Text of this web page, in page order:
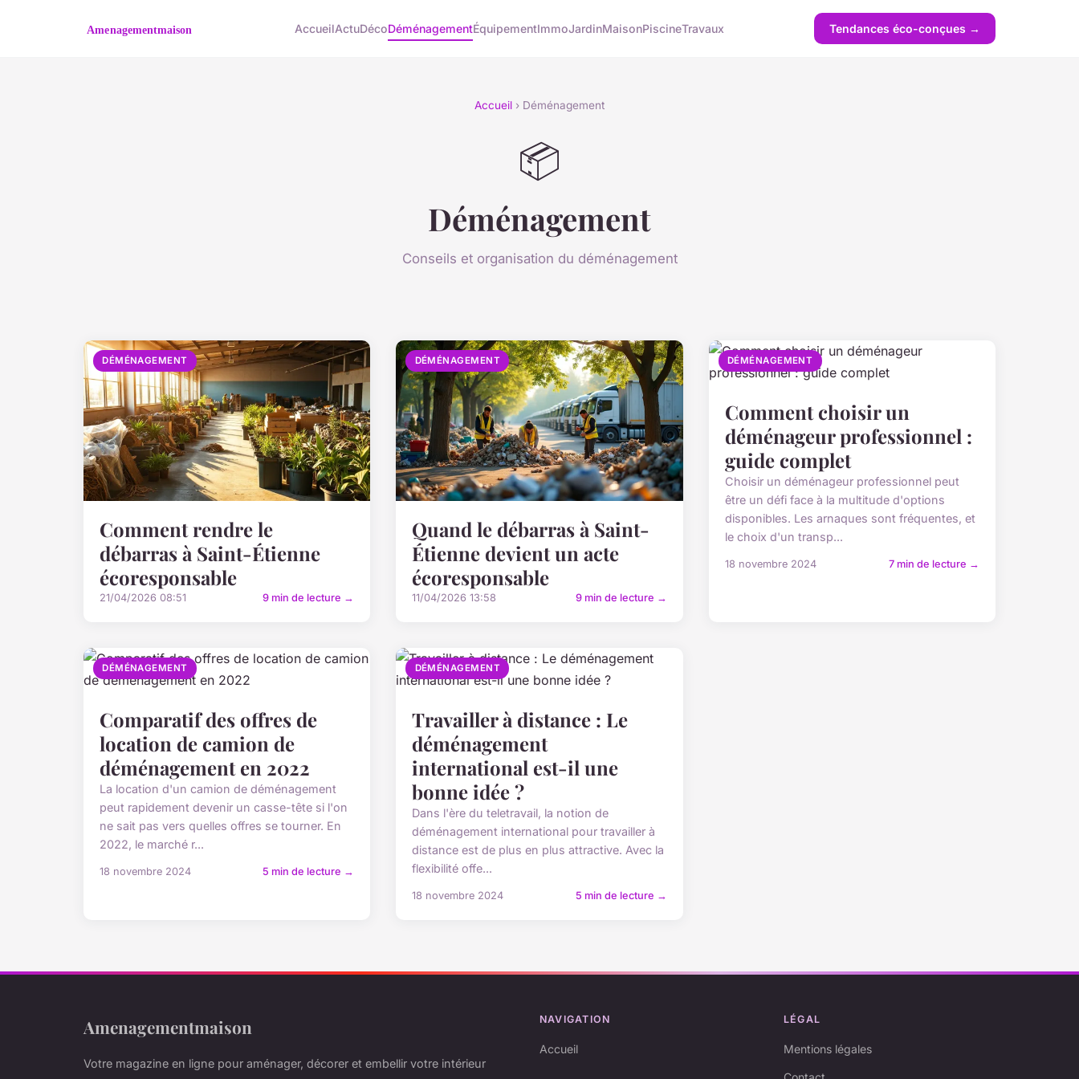
AccueilActuDécoDéménagementÉquipementImmoJardinMaisonPiscineTravaux Tendances éco-conçues →
Accueil › Déménagement
📦
Déménagement
Conseils et organisation du déménagement
DÉMÉNAGEMENT
Comment rendre le
débarras à Saint-Étienne
écoresponsable
21/04/2026 08:51 9 min de lecture →
DÉMÉNAGEMENT
Quand le débarras à Saint-
Étienne devient un acte
écoresponsable
11/04/2026 13:58 9 min de lecture →
DÉMÉNAGEMENT
Comment choisir un
déménageur professionnel :
guide complet
Choisir un déménageur professionnel peut
être un défi face à la multitude d'options
disponibles. Les arnaques sont fréquentes, et
le choix d'un transp...
18 novembre 2024 7 min de lecture →
DÉMÉNAGEMENT
Comparatif des offres de
location de camion de
déménagement en 2022
La location d'un camion de déménagement
peut rapidement devenir un casse-tête si l'on
ne sait pas vers quelles offres se tourner. En
2022, le marché r...
18 novembre 2024 5 min de lecture →
DÉMÉNAGEMENT
Travailler à distance : Le
déménagement
international est-il une
bonne idée ?
Dans l'ère du teletravail, la notion de
déménagement international pour travailler à
distance est de plus en plus attractive. Avec la
flexibilité offe...
18 novembre 2024 5 min de lecture →
Amenagementmaison
Votre magazine en ligne pour aménager, décorer et embellir votre intérieur
NAVIGATION
Accueil
LÉGAL
Mentions légales